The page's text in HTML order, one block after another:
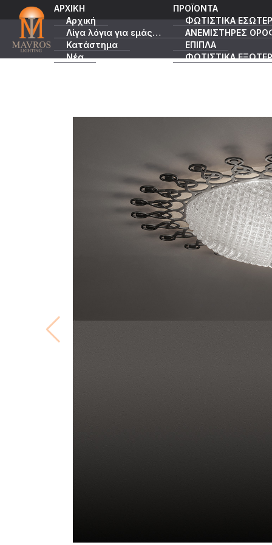
ΑΡΧΙΚΗ
Αρχική
Λίγα λόγια για εμάς…
Κατάστημα
Νέα
ΠΡΟΪΟΝΤΑ
ΦΩΤΙΣΤΙΚΑ
ΑΝΕΜΙΣΤΗΡΕΣ
ΕΠΙΠΛΑ
ΦΩΤΙΣΤΙΚΑ